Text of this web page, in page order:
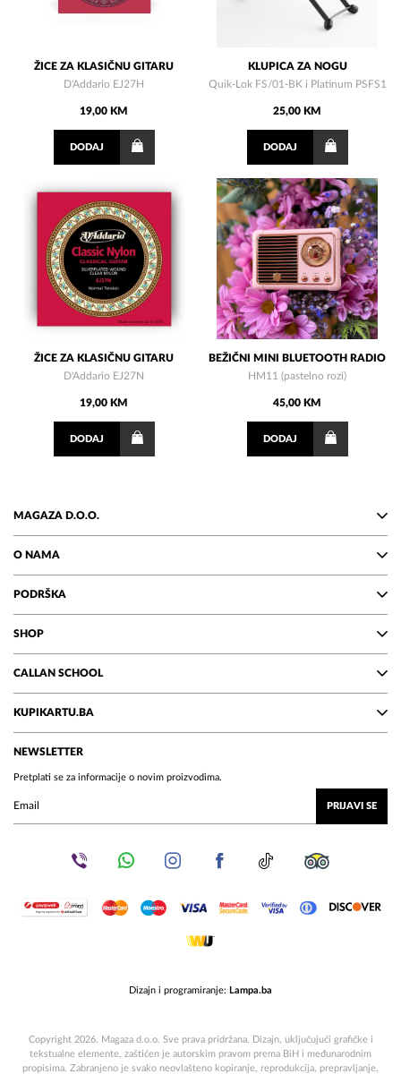
ŽICE ZA KLASIČNU GITARU
D'Addario EJ27H
19,00 KM
DODAJ
KLUPICA ZA NOGU
Quik-Lok FS/01-BK i Platinum PSFS1
25,00 KM
DODAJ
ŽICE ZA KLASIČNU GITARU
D'Addario EJ27N
19,00 KM
DODAJ
BEŽIČNI MINI BLUETOOTH RADIO
HM11 (pastelno rozi)
45,00 KM
DODAJ
MAGAZA D.O.O.
O NAMA
PODRŠKA
SHOP
CALLAN SCHOOL
KUPIKARTU.BA
NEWSLETTER
Pretplati se za informacije o novim proizvodima.
PRIJAVI SE
Dizajn i programiranje: Lampa.ba
Copyright 2026. Magaza d.o.o. Sve prava pridržana. Dizajn, uključujući grafičke i
tekstualne elemente, zaštićen je autorskim pravom prema BiH i međunarodnim
propisima. Zabranjeno je svako neovlašteno kopiranje, reprodukcija, prepravljanje,